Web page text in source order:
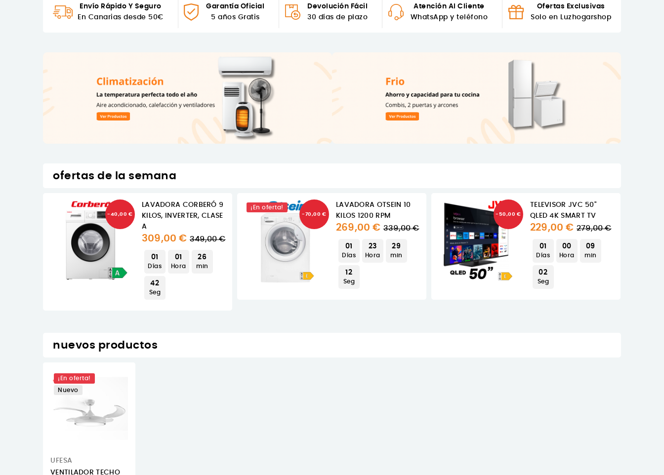
Envío Rápido Y Seguro
En Canarias desde 50€
Garantía Oficial
5 años Gratis
Devolución Fácil
30 días de plazo
Atención Al Cliente
WhatsApp y teléfono
Ofertas Exclusivas
Solo en Luzhogarshop
ofertas de la semana
-40,00 €
LAVADORA CORBERÓ 9
KILOS, INVERTER, CLASE
A
309,00 € Precio
349,00 €
01
Días
01
Hora
26
min
40
Seg
¡En oferta!
-70,00 €
LAVADORA OTSEIN 10
KILOS 1200 RPM
269,00 € Precio
339,00 €
01
Días
23
Hora
29
min
10
Seg
-50,00 €
TELEVISOR JVC 50"
QLED 4K SMART TV
229,00 € Precio
279,00 €
01
Días
00
Hora
09
min
00
Seg
nuevos productos
¡En oferta!
Nuevo
UFESA
VENTILADOR TECHO